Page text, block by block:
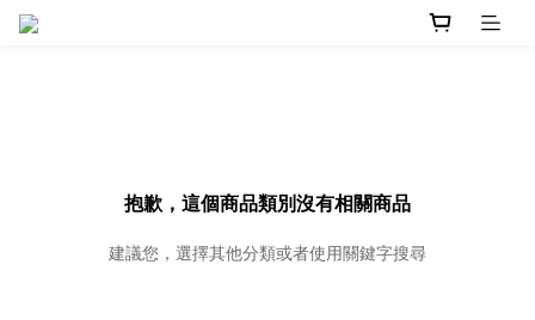
抱歉，這個商品類別沒有相關商品
建議您，選擇其他分類或者使用關鍵字搜尋